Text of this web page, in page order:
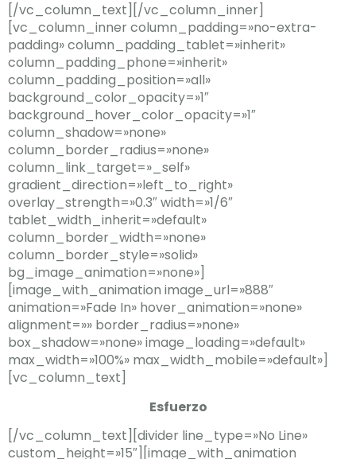
[/vc_column_text][/vc_column_inner]
[vc_column_inner column_padding=»no-extra-
padding» column_padding_tablet=»inherit»
column_padding_phone=»inherit»
column_padding_position=»all»
background_color_opacity=»1″
background_hover_color_opacity=»1″
column_shadow=»none»
column_border_radius=»none»
column_link_target=»_self»
gradient_direction=»left_to_right»
overlay_strength=»0.3″ width=»1/6″
tablet_width_inherit=»default»
column_border_width=»none»
column_border_style=»solid»
bg_image_animation=»none»]
[image_with_animation image_url=»888″
animation=»Fade In» hover_animation=»none»
alignment=»» border_radius=»none»
box_shadow=»none» image_loading=»default»
max_width=»100%» max_width_mobile=»default»]
[vc_column_text]
Esfuerzo
[/vc_column_text][divider line_type=»No Line»
custom_height=»15″][image_with_animation